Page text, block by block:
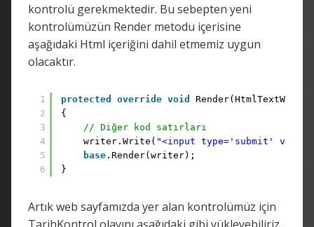
kontrolü gerekmektedir. Bu sebepten yeni
kontrolümüzün Render metodu içerisine
aşağıdaki Html içeriğini dahil etmemiz uygun
olacaktır.
1
2
3
4
5
6
protected override void
{
// Diğer kod satırları
writer.Write( "<input type='submit'
base .Render(writer);
}
Artık web sayfamızda yer alan kontrolümüz için